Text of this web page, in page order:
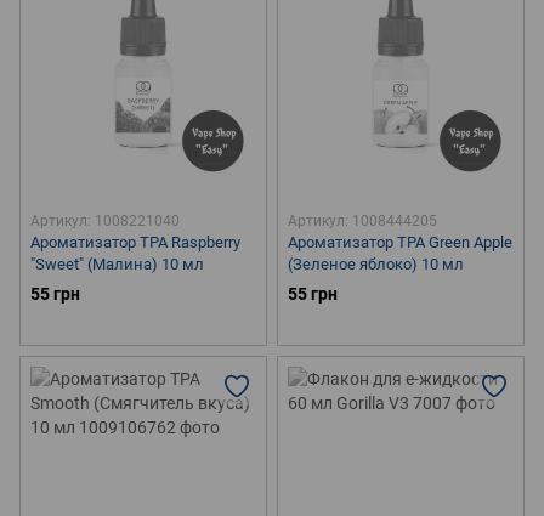
Артикул: 1008221040
Ароматизатор TPA Raspberry
"Sweet" (Малина) 10 мл
55 грн
Артикул: 1008444205
Ароматизатор TPA Green Apple
(Зеленое яблоко) 10 мл
55 грн